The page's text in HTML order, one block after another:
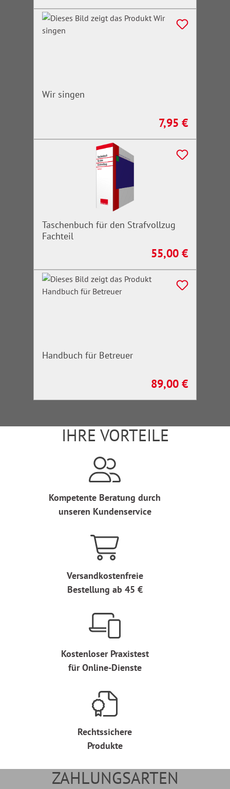
Wir singen
Regulärer Preis:
7,95 €
Taschenbuch für den Strafvollzug
Fachteil
Regulärer Preis:
55,00 €
Handbuch für Betreuer
Regulärer Preis:
89,00 €
IHRE VORTEILE
Kompetente Beratung durch
unseren Kundenservice
Versandkostenfreie
Bestellung ab 45 €
Kostenloser Praxistest
für Online-Dienste
Rechtssichere
Produkte
ZAHLUNGSARTEN